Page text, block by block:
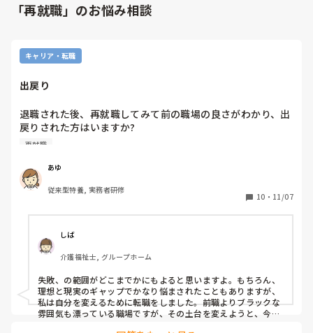
「再就職」のお悩み相談
キャリア・転職
出戻り
退職された後、再就職してみて前の職場の良さがわかり、出
戻りされた方はいますか?
あなたなら、再就職して失敗した場合、でもしますか?それ
再就職
あゆ
従来型特養, 実務者研修
10 ・ 11/07
しば
介護福祉士, グループホーム
失敗、の範囲がどこまでかにもよると思いますよ。もちろん、
理想と現実のギャップでかなり悩まされたこともありますが、
私は自分を変えるために転職をしました。前職よりブラックな
雰囲気も漂っている職場ですが、その土台を変えようと、今は